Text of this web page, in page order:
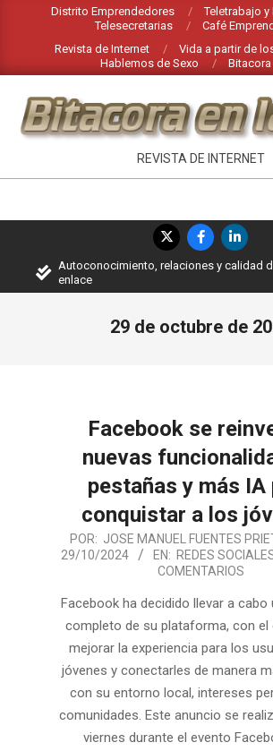
contenido
Distrito Emprendedores
Teletrabajo
Telesecretarias
Café
Revista de Internet
Vida a partir de
Hablemos de Sexo
INTERNET
BITACORA
EN
LA
REVISTA DE INTERNET
navegación
principal
Autoconocimiento, relaciones y calidad
enlace
29 de octubre de
Facebook se
nuevas
pestañas y más IA
conquistar a los
2024-
10-
POR: JOSE MANUEL FUENTES
29/10/2024
EN: REDES
COMENTARIOS
Facebook ha decidido llevar a cabo
completo de su plataforma, con el
mejorar la experiencia para los
jóvenes y conectarles de manera
con su entorno local, intereses
comunidades. Este anuncio se
viernes durante el evento